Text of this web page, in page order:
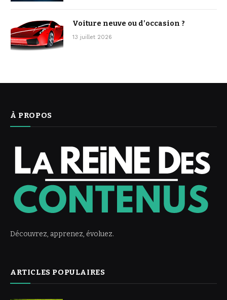
Voiture neuve ou d’occasion ?
13 juillet 2026
À PROPOS
Découvrez, apprenez, évoluez.
ARTICLES POPULAIRES